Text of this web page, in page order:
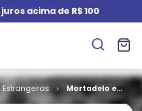
acima de R$ 100
Estrangeiras
Mortadelo e
Salaminho -